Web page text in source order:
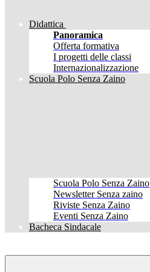
Didattica
Panoramica
Offerta formativa
I progetti delle classi
Internazionalizzazione
Scuola Polo Senza Zaino
Scuola Polo Senza Zaino
Newsletter Senza zaino
Riviste Senza Zaino
Eventi Senza Zaino
Bacheca Sindacale